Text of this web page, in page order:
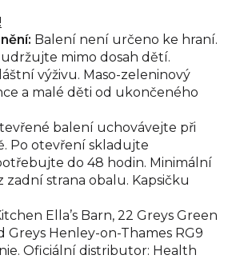
Balení není určeno ke hraní.
mimo dosah dětí.
výživu. Maso-zeleninový
a malé děti od ukončeného
balení uchovávejte při
Po otevření skladujte
do 48 hodin. Minimální
zadní strana obalu. Kapsičku
Ella’s Barn, 22 Greys Green
Greys Henley-on-Thames RG9
Oficiální distributor: Health